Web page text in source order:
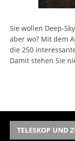
Sie wollen Deep-
aber wo? Mit dem
die 250
Damit stehen Sie
TELESKOP UND